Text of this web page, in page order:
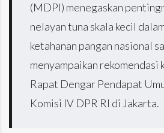
(MDPI) menegaskan
nelayan tuna skala kecil
ketahanan pangan nasional
menyampaikan rekomendasi
Rapat Dengar Pendapat
Komisi IV DPR RI di Jakarta.